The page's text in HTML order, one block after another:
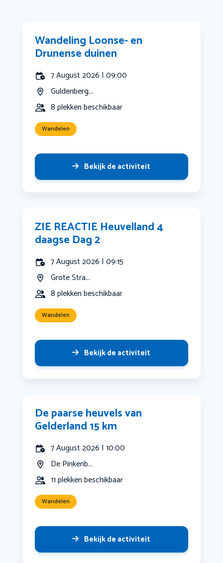
Wandeling Loonse- en
Drunense duinen
7 August 2026 | 09:00
Guldenberg...
8 plekken beschikbaar
Wandelen
Bekijk de activiteit
ZIE REACTIE Heuvelland 4
daagse Dag 2
7 August 2026 | 09:15
Grote Stra...
8 plekken beschikbaar
Wandelen
Bekijk de activiteit
De paarse heuvels van
Gelderland 15 km
7 August 2026 | 10:00
De Pinkenb...
11 plekken beschikbaar
Wandelen
Bekijk de activiteit